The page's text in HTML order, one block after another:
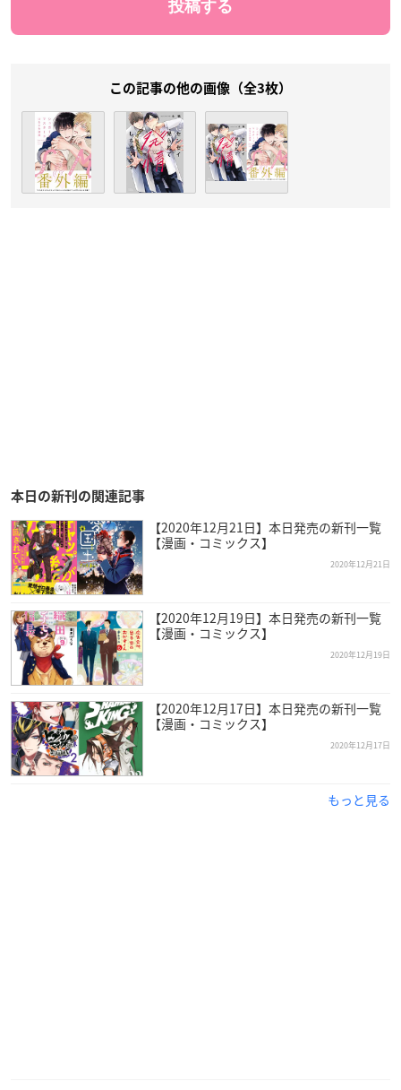
この記事の他の画像（全3枚）
本日の新刊の関連記事
【2020年12月21日】本日発売の新刊一覧
【漫画・コミックス】
2020年12月21日
【2020年12月19日】本日発売の新刊一覧
【漫画・コミックス】
2020年12月19日
【2020年12月17日】本日発売の新刊一覧
【漫画・コミックス】
2020年12月17日
もっと見る